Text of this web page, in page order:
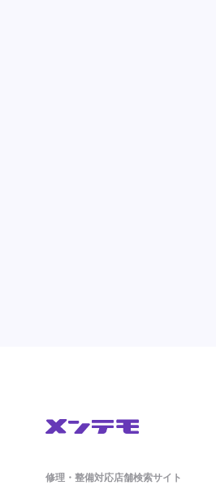
修理・整備対応店舗検索サイト